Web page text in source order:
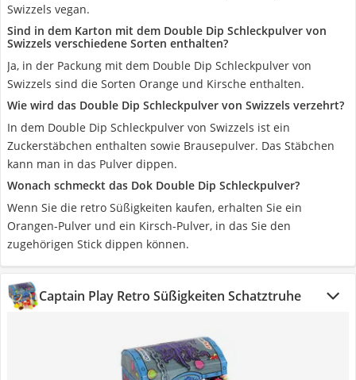
Swizzels vegan.
Sind in dem Karton mit dem Double Dip Schleckpulver von
Swizzels verschiedene Sorten enthalten?
Ja, in der Packung mit dem Double Dip Schleckpulver von
Swizzels sind die Sorten Orange und Kirsche enthalten.
Wie wird das Double Dip Schleckpulver von Swizzels verzehrt?
In dem Double Dip Schleckpulver von Swizzels ist ein
Zuckerstäbchen enthalten sowie Brausepulver. Das Stäbchen
kann man in das Pulver dippen.
Wonach schmeckt das Dok Double Dip Schleckpulver?
Wenn Sie die retro Süßigkeiten kaufen, erhalten Sie ein
Orangen-Pulver und ein Kirsch-Pulver, in das Sie den
zugehörigen Stick dippen können.
Captain Play Retro Süßigkeiten Schatztruhe